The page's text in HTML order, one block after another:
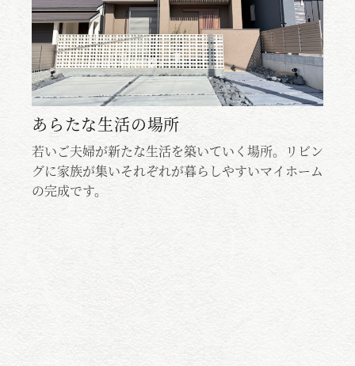
あらたな生活の場所
若いご夫婦が新たな生活を築いていく場所。リビン
グに家族が集いそれぞれが暮らしやすいマイホーム
の完成です。